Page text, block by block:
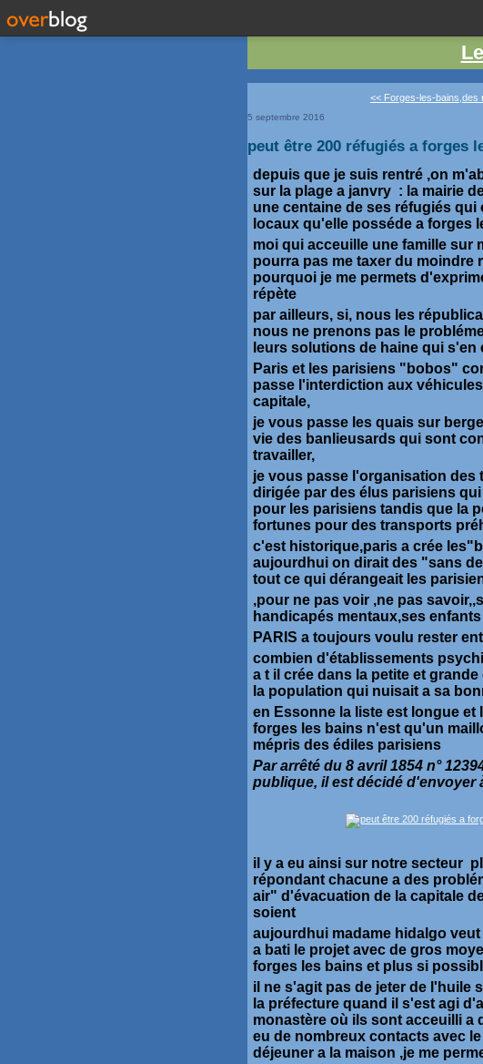
<< Forges-les-bains,des
5 septembre 2016
peut être 200 réfugiés a forges
depuis que je suis rentré ,on
sur la plage a janvry : la mairie
une centaine de ses réfugiés
locaux qu'elle posséde a forges
moi qui acceuille une famille sur
pourra pas me taxer du moindre
pourquoi je me permets
répète
par ailleurs, si, nous les
nous ne prenons pas le
leurs solutions de haine qui s'en
Paris et les parisiens "bobos"
passe l'interdiction aux
capitale,
je vous passe les quais sur
vie des banlieusards qui sont
travailler,
je vous passe l'organisation des
dirigée par des élus parisiens
pour les parisiens tandis que la
fortunes pour des transports
c'est historique,paris a crée
aujourdhui on dirait des "sans
tout ce qui dérangeait les
,pour ne pas voir ,ne pas
handicapés mentaux,ses
PARIS a toujours voulu rester
combien d'établissements
a t il crée dans la petite et
la population qui nuisait a sa
en Essonne la liste est longue et
forges les bains n'est qu'un
mépris des édiles parisiens
Par arrêté du 8 avril 1854 n°
publique, il est décidé d'envoyer
il y a eu ainsi sur notre secteur
répondant chacune a des
air" d'évacuation de la capitale
soient
aujourdhui madame hidalgo
a bati le projet avec de gros
forges les bains et plus si
il ne s'agit pas de jeter de l'huile
la préfecture quand il s'est agi
monastère où ils sont acceuilli a
eu de nombreux contacts avec
déjeuner a la maison ,je me